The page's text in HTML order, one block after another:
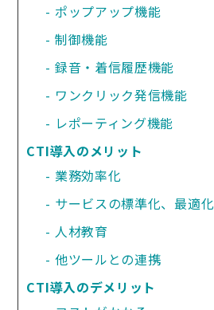
ポップアップ機能
制御機能
録音・着信履歴機能
ワンクリック発信機能
レポーティング機能
CTI導入のメリット
業務効率化
サービスの標準化、最適化
人材教育
他ツールとの連携
CTI導入のデメリット